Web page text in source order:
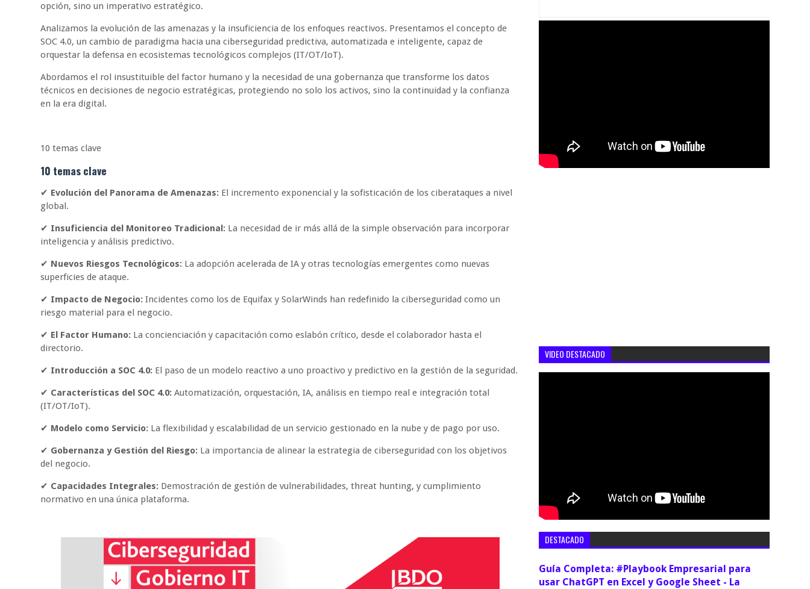
opción, sino un imperativo estratégico.
Analizamos la evolución de las amenazas y la insuficiencia de los enfoques reactivos. Presentamos el concepto de
SOC 4.0, un cambio de paradigma hacia una ciberseguridad predictiva, automatizada e inteligente, capaz de
orquestar la defensa en ecosistemas tecnológicos complejos (IT/OT/IoT).
Abordamos el rol insustituible del factor humano y la necesidad de una gobernanza que transforme los datos
técnicos en decisiones de negocio estratégicas, protegiendo no solo los activos, sino la continuidad y la confianza
en la era digital.
10 temas clave
10 temas clave
✔ Evolución del Panorama de Amenazas: El incremento exponencial y la sofisticación de los ciberataques a nivel
global.
✔ Insuficiencia del Monitoreo Tradicional: La necesidad de ir más allá de la simple observación para incorporar
inteligencia y análisis predictivo.
✔ Nuevos Riesgos Tecnológicos: La adopción acelerada de IA y otras tecnologías emergentes como nuevas
superficies de ataque.
✔ Impacto de Negocio: Incidentes como los de Equifax y SolarWinds han redefinido la ciberseguridad como un
riesgo material para el negocio.
✔ El Factor Humano: La concienciación y capacitación como eslabón crítico, desde el colaborador hasta el
directorio.
✔ Introducción a SOC 4.0: El paso de un modelo reactivo a uno proactivo y predictivo en la gestión de la seguridad.
✔ Características del SOC 4.0: Automatización, orquestación, IA, análisis en tiempo real e integración total
(IT/OT/IoT).
✔ Modelo como Servicio: La flexibilidad y escalabilidad de un servicio gestionado en la nube y de pago por uso.
✔ Gobernanza y Gestión del Riesgo: La importancia de alinear la estrategia de ciberseguridad con los objetivos
del negocio.
✔ Capacidades Integrales: Demostración de gestión de vulnerabilidades, threat hunting, y cumplimiento
normativo en una única plataforma.
VIDEO DESTACADO
DESTACADO
Guía Completa: #Playbook Empresarial para
usar ChatGPT en Excel y Google Sheet - La